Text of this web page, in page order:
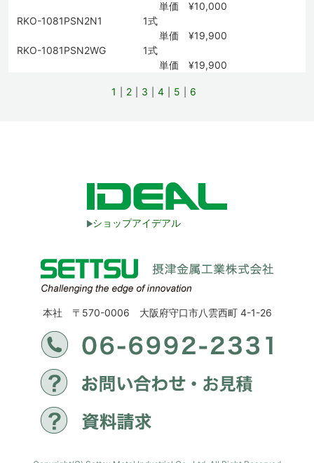
単価 ¥10,000
RKO-1081PSN2N1
1式
単価 ¥19,900
RKO-1081PSN2WG
1式
単価 ¥19,900
1 2 3 4 5 6
ショップアイデアル
本社 〒570-0006 大阪府守口市八雲西町 4-1-26